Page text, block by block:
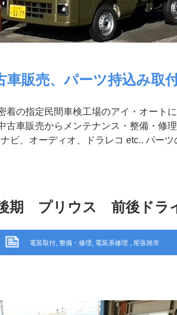
車販売、パーツ持込み取
着の指定民間車検工場のアイ・オート
古車販売からメンテナンス・整備・修
ビ、オーディオ、ドラレコ etc.. パーツ
期 プリウス 前後ドラ
電装取付 整備・修理 電装系修理 尾張旭市